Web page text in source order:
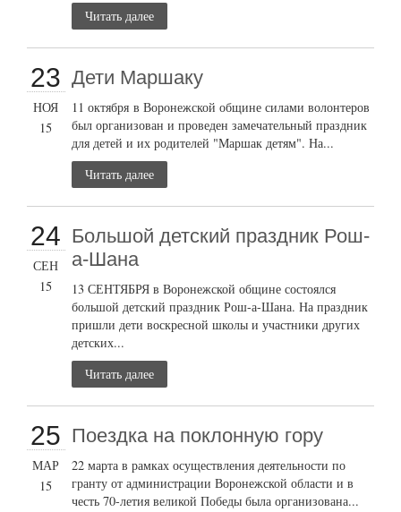
Читать далее
23
НОЯ
15
Дети Маршаку
11 октября в Воронежской общине силами волонтеров
был организован и проведен замечательный праздник
для детей и их родителей "Маршак детям". На...
Читать далее
24
СЕН
15
Большой детский праздник Рош-
а-Шана
13 СЕНТЯБРЯ в Воронежской общине состоялся
большой детский праздник Рош-а-Шана. На праздник
пришли дети воскресной школы и участники других
детских...
Читать далее
25
МАР
15
Поездка на поклонную гору
22 марта в рамках осуществления деятельности по
гранту от администрации Воронежской области и в
честь 70-летия великой Победы была организована...